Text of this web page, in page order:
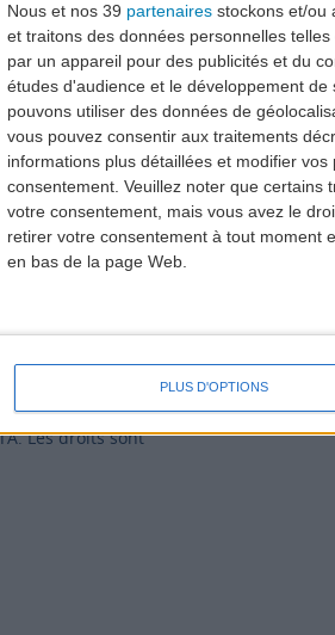
Nous et nos 39 partenaires stockons et/ou
et traitons des données personnelles
par un appareil pour des publicités et du
études d'audience et le développement de
pouvons utiliser des données de
vous pouvez consentir aux traitements
informations plus détaillées et modifier
consentement. Veuillez noter que certains
votre consentement, mais vous avez le
retirer votre consentement à tout moment
en bas de la page Web.
PLUS D'OPTIONS
Campagnes
Les droits sont